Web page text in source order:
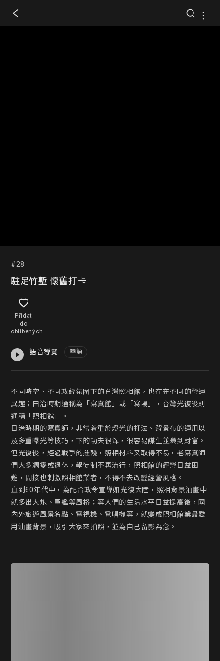
#28
駐足竹塹 懷舊打卡
Přidat
do
oblíbených
語音導覽 華語
不同時空、不同政經氛圍下的台灣照相館，也存在不同的營運
異趣；曰治時期通稱為「寫真館」或「寫場」，台灣光復後則
通稱「照相館」。
日治時期的寫真師，非常着重於燈光的打法、背景布的運用以
及多重曝光等技巧，下的功夫很深，很容易謀生並賺到財富。
但光復後，經過戰爭的摧殘，照相材料又取得不易，老寫真師
們大多凋零或退休，學徒制不再流行，照相館的經營日益困
難，間接也刺激照相館業者，不得不去改變經營風格。
直到60年代中，為配合政令宣導如光復大陸，照相背景油畫中
就多出大炮、軍艦等風格；等人們的生活水平日益提高後，國
內外旅遊風景名點、電視機、電唱機等，就變成照相館業最愛
用油畫背景，吸引大家來拍照，並為自己留影為念。